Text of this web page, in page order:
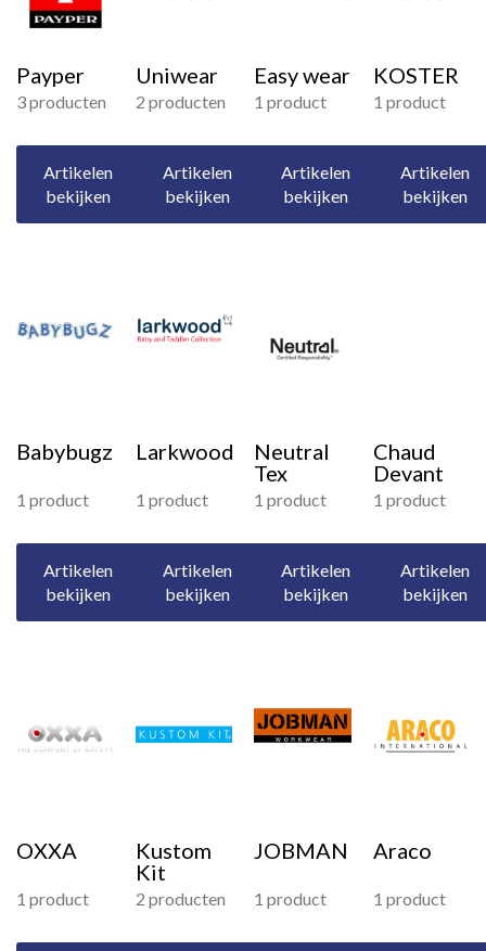
Payper
3 producten
Artikelen
bekijken
Uniwear
2 producten
Artikelen
bekijken
Easy wear
1 product
Artikelen
bekijken
KOSTER
1 product
Artikelen
bekijken
Babybugz
1 product
Artikelen
bekijken
Larkwood
1 product
Artikelen
bekijken
Neutral
Tex
1 product
Artikelen
bekijken
Chaud
Devant
1 product
Artikelen
bekijken
OXXA
1 product
Kustom
Kit
2 producten
JOBMAN
1 product
Araco
1 product